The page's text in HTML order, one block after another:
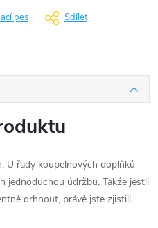
pes Sdílet
U řady koupelnových doplňků
jednoduchou údržbu. Takže jestli
drhnout, právě jste zjistili,